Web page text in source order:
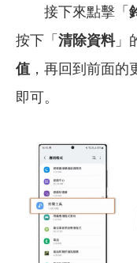
接下來點擊「
按下「 清除資料」
值 ，再回到前面
即可。